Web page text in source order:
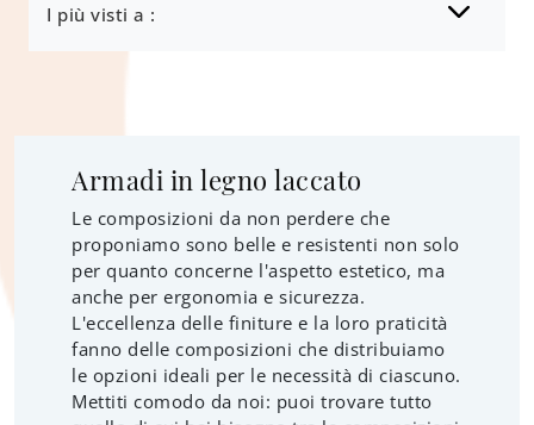
I più visti a :
Armadi in legno laccato
Le composizioni da non perdere che
proponiamo sono belle e resistenti non solo
per quanto concerne l'aspetto estetico, ma
anche per ergonomia e sicurezza.
L'eccellenza delle finiture e la loro praticità
fanno delle composizioni che distribuiamo
le opzioni ideali per le necessità di ciascuno.
Mettiti comodo da noi: puoi trovare tutto